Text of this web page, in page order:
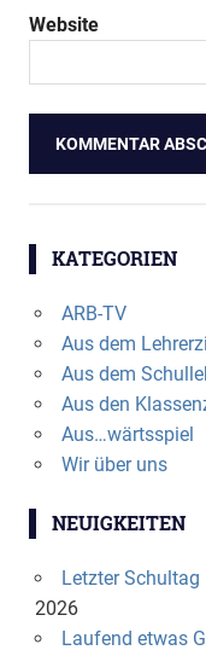
Website
KATEGORIEN
ARB-TV
Aus dem
Aus dem
Aus den
Aus…wärtsspiel
Wir über uns
NEUIGKEITEN
Letzter Schultag
2026
Laufend etwas